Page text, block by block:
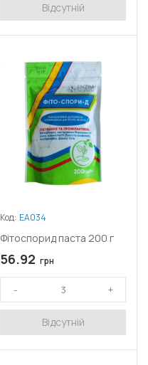
Відсутній
Код: ЕА034
Фітоспорид паста 200 г
56.92 грн
Відсутній